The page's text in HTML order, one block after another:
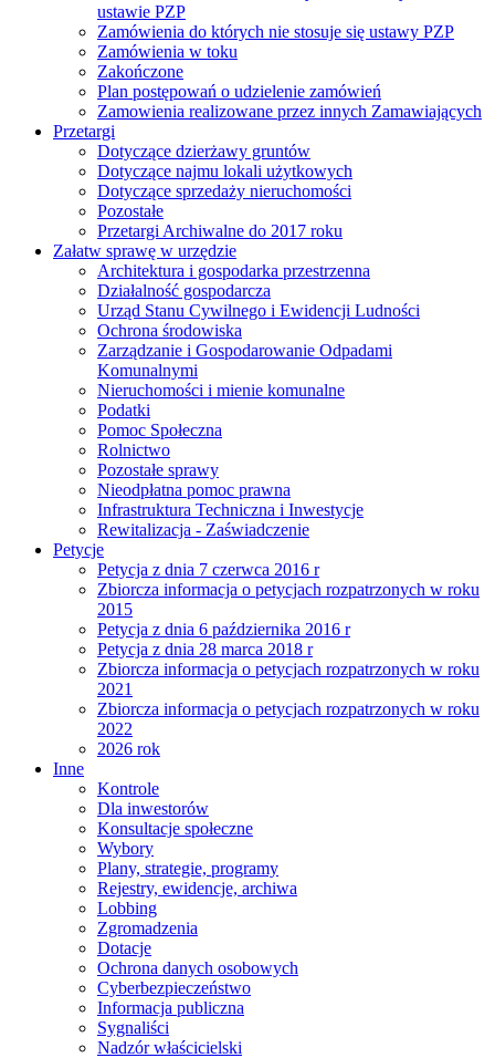
ustawie PZP
Zamówienia do których nie stosuje się ustawy PZP
Zamówienia w toku
Zakończone
Plan postępowań o udzielenie zamówień
Zamowienia realizowane przez innych Zamawiających
Przetargi
Dotyczące dzierżawy gruntów
Dotyczące najmu lokali użytkowych
Dotyczące sprzedaży nieruchomości
Pozostałe
Przetargi Archiwalne do 2017 roku
Załatw sprawę w urzędzie
Architektura i gospodarka przestrzenna
Działalność gospodarcza
Urząd Stanu Cywilnego i Ewidencji Ludności
Ochrona środowiska
Zarządzanie i Gospodarowanie Odpadami
Komunalnymi
Nieruchomości i mienie komunalne
Podatki
Pomoc Społeczna
Rolnictwo
Pozostałe sprawy
Nieodpłatna pomoc prawna
Infrastruktura Techniczna i Inwestycje
Rewitalizacja - Zaświadczenie
Petycje
Petycja z dnia 7 czerwca 2016 r
Zbiorcza informacja o petycjach rozpatrzonych w roku
2015
Petycja z dnia 6 października 2016 r
Petycja z dnia 28 marca 2018 r
Zbiorcza informacja o petycjach rozpatrzonych w roku
2021
Zbiorcza informacja o petycjach rozpatrzonych w roku
2022
2026 rok
Inne
Kontrole
Dla inwestorów
Konsultacje społeczne
Wybory
Plany, strategie, programy
Rejestry, ewidencje, archiwa
Lobbing
Zgromadzenia
Dotacje
Ochrona danych osobowych
Cyberbezpieczeństwo
Informacja publiczna
Sygnaliści
Nadzór właścicielski